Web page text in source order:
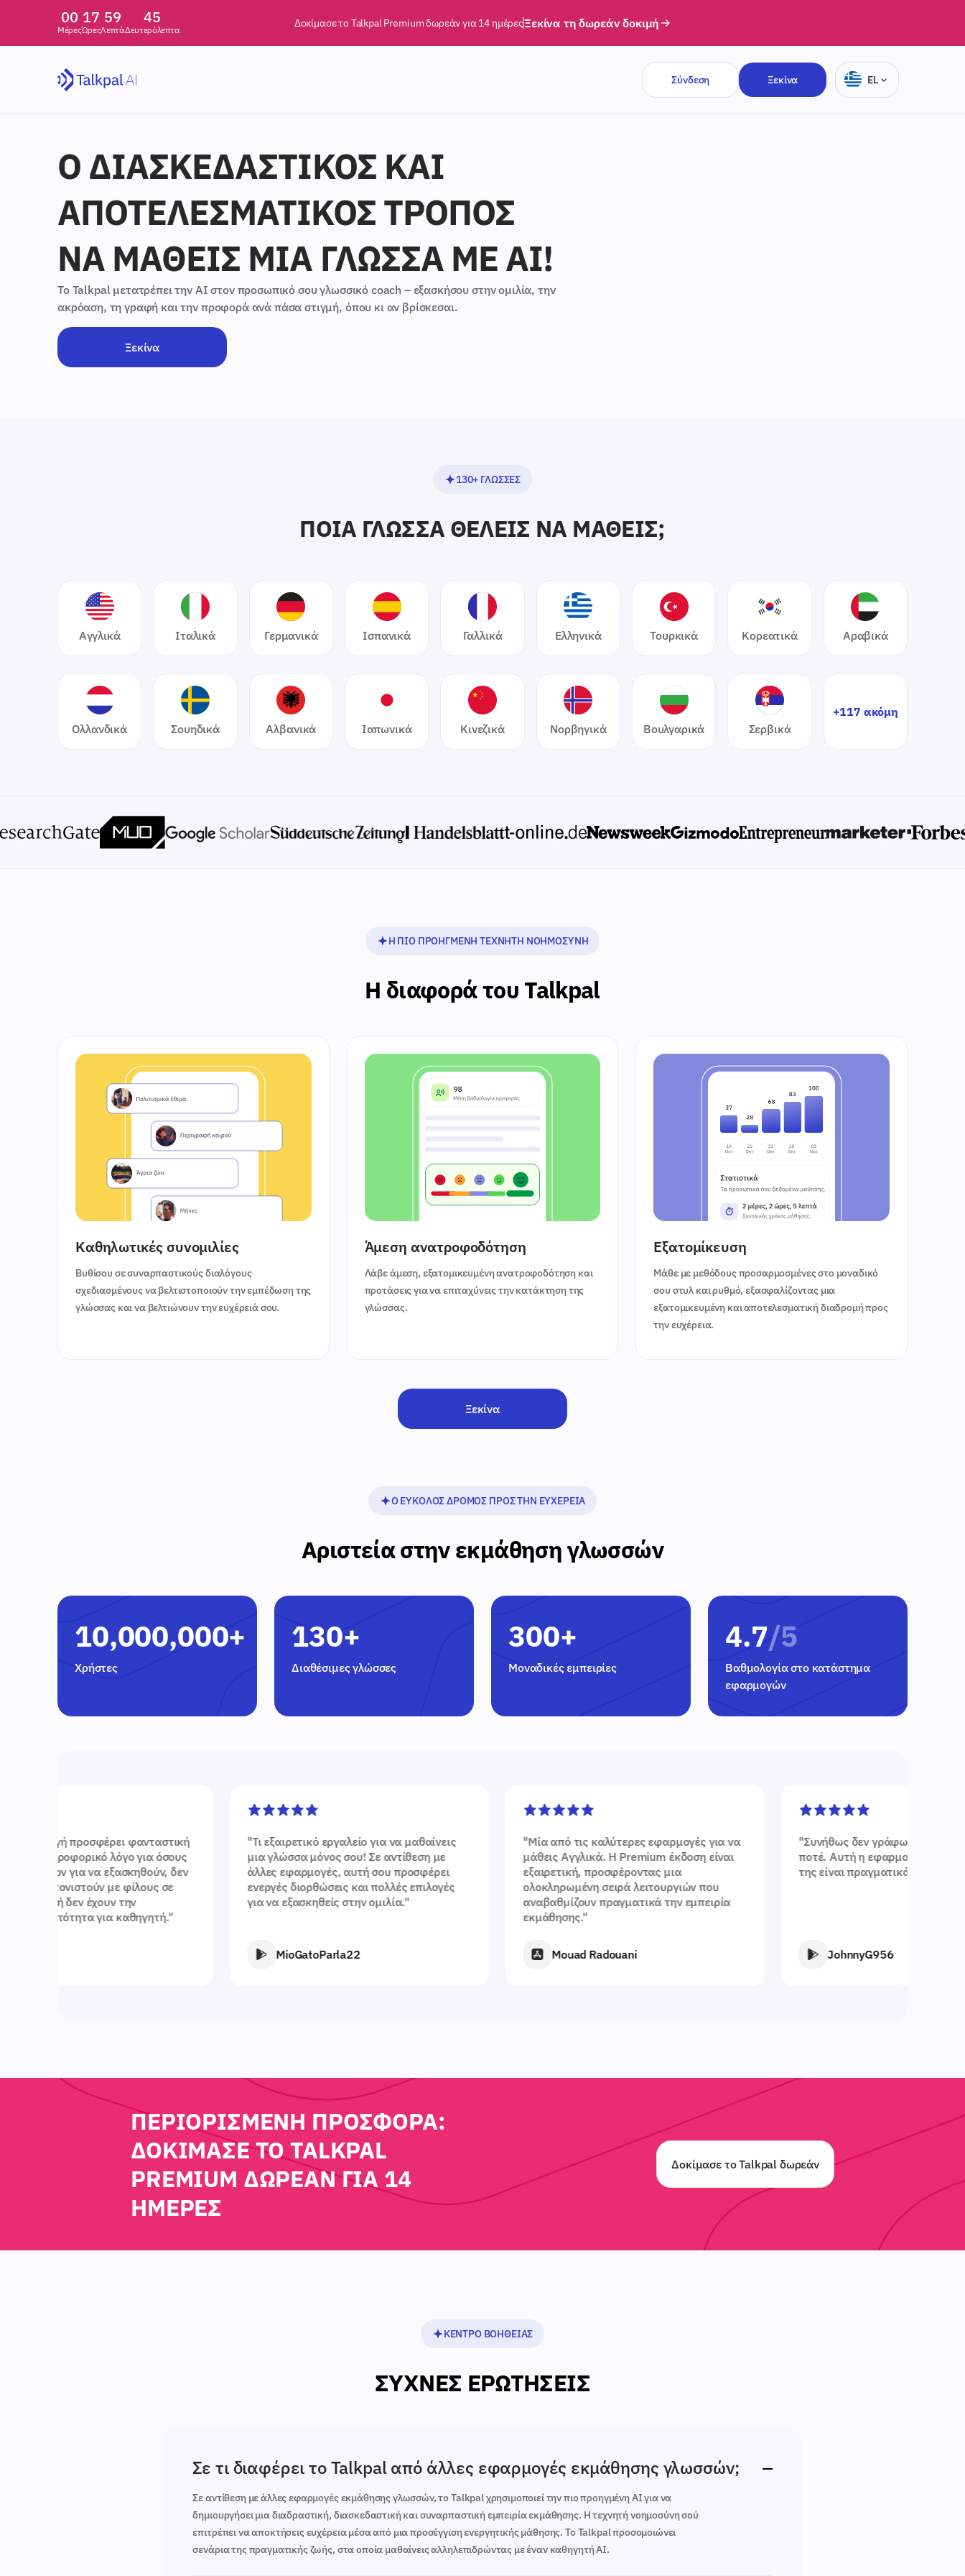
00
Μέρες
17
Ώρες
59
Λεπτά
44
Δευτερόλεπτα
Δοκίμασε το Talkpal Premium δωρεάν για 14 ημέρεςΞεκίνα τη δωρεάν δοκιμή
Σύνδεση Ξεκίνα EL
Українська
Polski
Ο ΔΙΑΣΚΕΔΑΣΤΙΚΌΣ ΚΑΙ
ΑΠΟΤΕΛΕΣΜΑΤΙΚΌΣ ΤΡΌΠΟΣ
ΝΑ ΜΆΘΕΙΣ ΜΙΑ ΓΛΏΣΣΑ ΜΕ AI!
Το Talkpal μετατρέπει την AI στον προσωπικό σου γλωσσικό coach – εξασκήσου στην ομιλία, την
ακρόαση, τη γραφή και την προφορά ανά πάσα στιγμή, όπου κι αν βρίσκεσαι.
Ξεκίνα
130+ ΓΛΩΣΣΕΣ
ΠΟΙΑ ΓΛΏΣΣΑ ΘΈΛΕΙΣ ΝΑ ΜΆΘΕΙΣ;
Αγγλικά Ιταλικά Γερμανικά Ισπανικά Γαλλικά Ελληνικά Τουρκικά Κορεατικά Αραβικά
Ολλανδικά Σουηδικά Αλβανικά Ιαπωνικά Κινεζικά Νορβηγικά Βουλγαρικά Σερβικά
+117 ακόμη
Η ΠΙΟ ΠΡΟΗΓΜΈΝΗ ΤΕΧΝΗΤΉ ΝΟΗΜΟΣΎΝΗ
Η διαφορά του Talkpal
Καθηλωτικές συνομιλίες
Βυθίσου σε συναρπαστικούς διαλόγους
σχεδιασμένους να βελτιστοποιούν την εμπέδωση της
γλώσσας και να βελτιώνουν την ευχέρειά σου.
Άμεση ανατροφοδότηση
Λάβε άμεση, εξατομικευμένη ανατροφοδότηση και
προτάσεις για να επιταχύνεις την κατάκτηση της
γλώσσας.
Εξατομίκευση
Μάθε με μεθόδους προσαρμοσμένες στο μοναδικό
σου στυλ και ρυθμό, εξασφαλίζοντας μια
εξατομικευμένη και αποτελεσματική διαδρομή προς
την ευχέρεια.
Ξεκίνα
Ο ΕΎΚΟΛΟΣ ΔΡΌΜΟΣ ΠΡΟΣ ΤΗΝ ΕΥΧΈΡΕΙΑ
Αριστεία στην εκμάθηση γλωσσών
10,000,000+
Χρήστες
130+
Διαθέσιμες γλώσσες
300+
Μοναδικές εμπειρίες
4.7/5
Βαθμολογία στο κατάστημα
εφαρμογών
"Τι εξαιρετικό εργαλείο για να μαθαίνεις
μια γλώσσα μόνος σου! Σε αντίθεση με
άλλες εφαρμογές, αυτή σου προσφέρει
ενεργές διορθώσεις και πολλές επιλογές
για να εξασκηθείς στην ομιλία. "
" Μία από τις καλύτερες εφαρμογές για να
μάθεις Αγγλικά. Η Premium έκδοση είναι
εξαιρετική, προσφέροντας μια
ολοκληρωμένη σειρά λειτουργιών που
αναβαθμίζουν πραγματικά την εμπειρία
"Συνήθως δεν γράφω κριτικές... ποτέ, μα
ποτέ. Αυτή η εφαρμογή και η τεχνολογία
της είναι πραγματικά εκπληκτικές."
ΠΕΡΙΟΡΙΣΜΈΝΗ ΠΡΟΣΦΟΡΆ:
ΔΟΚΊΜΑΣΕ ΤΟ TALKPAL
PREMIUM ΔΩΡΕΆΝ ΓΙΑ 14
ΗΜΈΡΕΣ
Δοκίμασε το Talkpal δωρεάν
ΚΈΝΤΡΟ ΒΟΉΘΕΙΑΣ
ΣΥΧΝΈΣ ΕΡΩΤΉΣΕΙΣ
Σε τι διαφέρει το Talkpal από άλλες εφαρμογές εκμάθησης γλωσσών;
Σε αντίθεση με άλλες εφαρμογές εκμάθησης γλωσσών, το Talkpal χρησιμοποιεί την πιο προηγμένη AI για να
δημιουργήσει μια διαδραστική, διασκεδαστική και συναρπαστική εμπειρία εκμάθησης. Η τεχνητή νοημοσύνη σού
επιτρέπει να αποκτήσεις ευχέρεια μέσα από μια προσέγγιση ενεργητικής μάθησης. Το Talkpal προσομοιώνει
σενάρια της πραγματικής ζωής, στα οποία μαθαίνεις αλληλεπιδρώντας με έναν καθηγητή AI.